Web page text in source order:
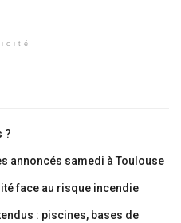
?
annoncés samedi à Toulouse
face au risque incendie
: piscines, bases de